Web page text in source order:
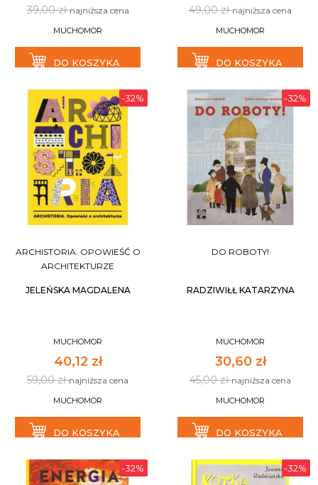
39,00 złnajniższa cena
MUCHOMOR
DO KOSZYKA
49,00 złnajniższa cena
MUCHOMOR
DO KOSZYKA
-32%
ARCHISTORIA. OPOWIEŚĆ O
ARCHITEKTURZE
JELEŃSKA MAGDALENA
MUCHOMOR
40,12 zł
59,00 złnajniższa cena
MUCHOMOR
DO KOSZYKA
-32%
DO ROBOTY!
RADZIWIŁŁ KATARZYNA
MUCHOMOR
30,60 zł
45,00 złnajniższa cena
MUCHOMOR
DO KOSZYKA
-32% -32%